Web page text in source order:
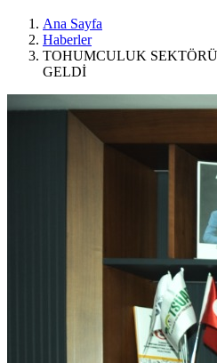
Ana Sayfa
Haberler
TOHUMCULUK
GELDİ